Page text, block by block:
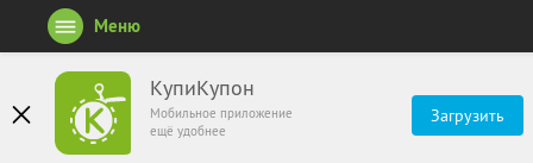
КупиКупон
Мобильное приложение
ещё удобнее
Загрузить
Меню